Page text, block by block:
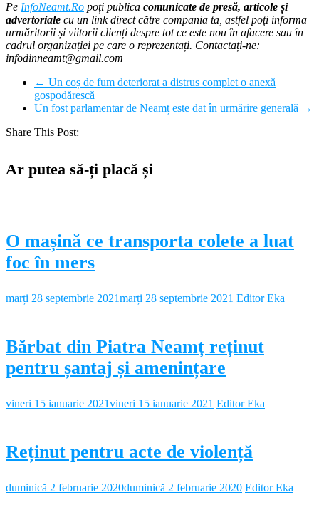
Pe InfoNeamt.Ro poți publica comunicate de presă, articole și
advertoriale cu un link direct către compania ta, astfel poți informa
urmăritorii și viitorii clienți despre tot ce este nou în afacere sau în
cadrul organizației pe care o reprezentați. Contactați-ne:
infodinneamt@gmail.com
← Un coș de fum deteriorat a distrus complet o anexă
gospodărescă
Un fost parlamentar de Neamț este dat în urmărire generală →
Share This Post:
Ar putea să-ți placă și
O mașină ce transporta colete a luat
foc în mers
marți 28 septembrie 2021marți 28 septembrie 2021 Editor Eka
Bărbat din Piatra Neamț reținut
pentru șantaj și amenințare
vineri 15 ianuarie 2021vineri 15 ianuarie 2021 Editor Eka
Reținut pentru acte de violență
duminică 2 februarie 2020duminică 2 februarie 2020 Editor Eka